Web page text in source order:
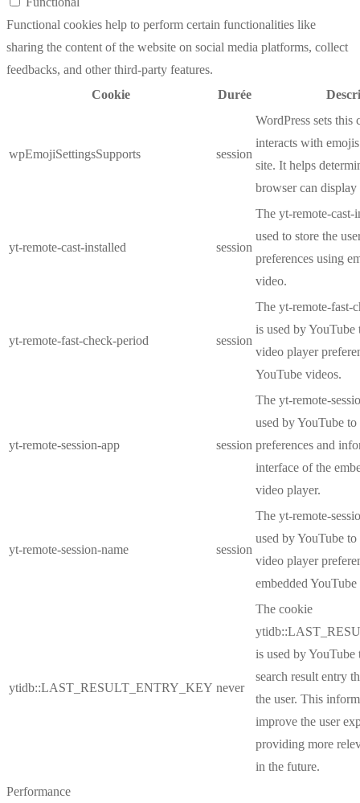
Functional cookies help to perform certain functionalities like
sharing the content of the website on social media platforms, collect
feedbacks, and other third-party features.
Cookie
Durée
wpEmojiSettingsSupports session
WordPress sets this
interacts with
site. It helps
browser can
yt-remote-cast-installed session
The yt-remote-cast-
used to store the
preferences using
video.
yt-remote-fast-check-period session
The yt-remote-fast-
is used by YouTube
video player
YouTube videos.
yt-remote-session-app session
The yt-remote-
used by YouTube to
preferences and
interface of the
video player.
yt-remote-session-name session
The yt-remote-
used by YouTube to
video player
embedded
ytidb::LAST_RESULT_ENTRY_KEY never
The cookie
is used by YouTube
search result entry
the user. This
improve the user
providing more
in the future.
Performance